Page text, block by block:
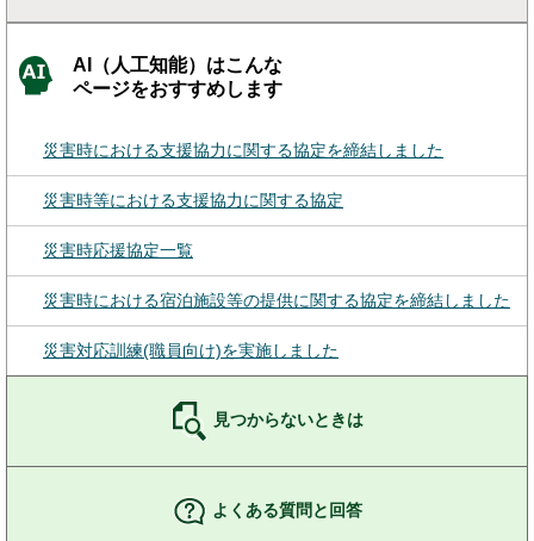
AI（人工知能）はこんな
ページをおすすめします
災害時における支援協力に関する協定を締結しました
災害時等における支援協力に関する協定
災害時応援協定一覧
災害時における宿泊施設等の提供に関する協定を締結しました
災害対応訓練(職員向け)を実施しました
見つからないときは
よくある質問と回答